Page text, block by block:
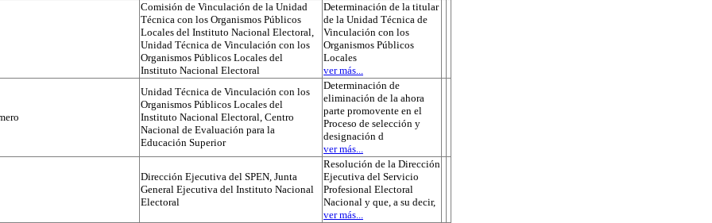
Comisión de Vinculación de la Unidad
Técnica con los Organismos Públicos
Locales del Instituto Nacional Electoral,
Unidad Técnica de Vinculación con los
Organismos Públicos Locales del
Instituto Nacional Electoral
Determinación de la titular
de la Unidad Técnica de
Vinculación con los
Organismos Públicos
Locales
ver más...
Unidad Técnica de Vinculación con los
Organismos Públicos Locales del
Instituto Nacional Electoral, Centro
Nacional de Evaluación para la
Educación Superior
Determinación de
eliminación de la ahora
parte promovente en el
Proceso de selección y
designación d
ver más...
Dirección Ejecutiva del SPEN, Junta
General Ejecutiva del Instituto Nacional
Electoral
Resolución de la Dirección
Ejecutiva del Servicio
Profesional Electoral
Nacional y que, a su decir,
ver más...